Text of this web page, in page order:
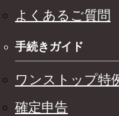
よくあるご質問
手続きガイド
ワンストップ特
確定申告